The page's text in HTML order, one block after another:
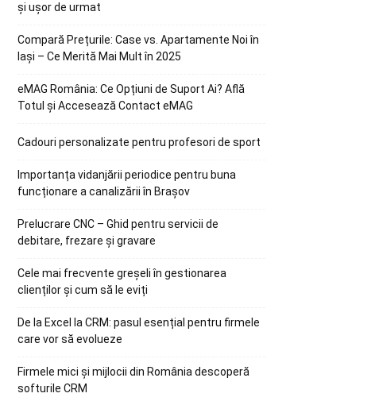
și ușor de urmat
Compară Prețurile: Case vs. Apartamente Noi în
Iași – Ce Merită Mai Mult în 2025
eMAG România: Ce Opțiuni de Suport Ai? Află
Totul și Accesează Contact eMAG
Cadouri personalizate pentru profesori de sport
Importanța vidanjării periodice pentru buna
funcționare a canalizării în Brașov
Prelucrare CNC – Ghid pentru servicii de
debitare, frezare și gravare
Cele mai frecvente greșeli în gestionarea
clienților și cum să le eviți
De la Excel la CRM: pasul esențial pentru firmele
care vor să evolueze
Firmele mici și mijlocii din România descoperă
softurile CRM